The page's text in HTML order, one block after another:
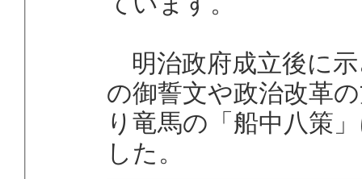
明治政府成立後に
の御誓文や政治改革
り竜馬の「船中八策
した。